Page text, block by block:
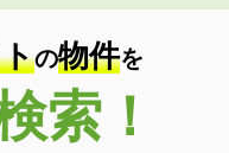
の物件を
索！